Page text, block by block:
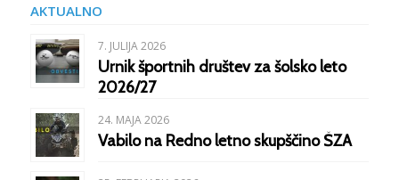
AKTUALNO
7. JULIJA 2026
Urnik športnih društev za šolsko leto
2026/27
24. MAJA 2026
Vabilo na Redno letno skupščino ŠZA